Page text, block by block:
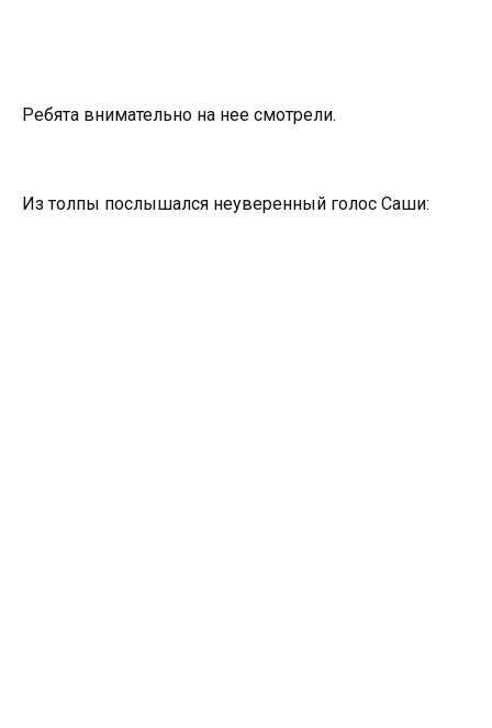
Ребята внимательно на нее смотрели.
Из толпы послышался неуверенный голос Саши: